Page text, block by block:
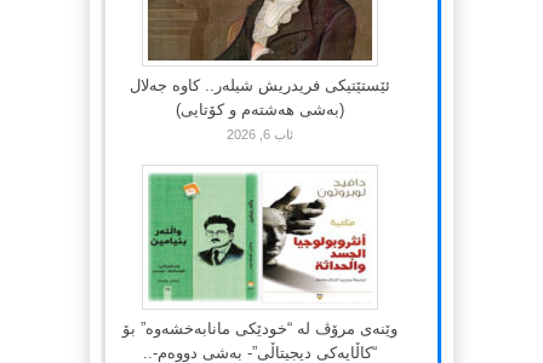
ئێستێتیکی فریدریش شیلەر.. کاوە جەلال
(بەشی هەشتەم و کۆتایی)
ئاب 6, 2026
وێنەی مرۆڤ لە “خودێکی مانابەخشەوە” بۆ
“کاڵایەکی دیجیتاڵی”- بەشی دووەم-..